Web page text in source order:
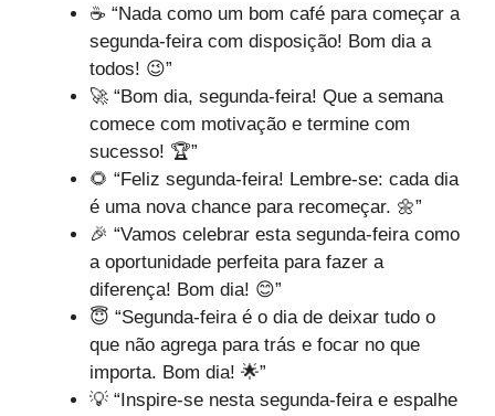
☕ “Nada como um bom café para começar a
segunda-feira com disposição! Bom dia a
todos! 😉”
🚀 “Bom dia, segunda-feira! Que a semana
comece com motivação e termine com
sucesso! 🏆”
🌻 “Feliz segunda-feira! Lembre-se: cada dia
é uma nova chance para recomeçar. 🌼”
🎉 “Vamos celebrar esta segunda-feira como
a oportunidade perfeita para fazer a
diferença! Bom dia! 😊”
😇 “Segunda-feira é o dia de deixar tudo o
que não agrega para trás e focar no que
importa. Bom dia! 🌟”
💡 “Inspire-se nesta segunda-feira e espalhe